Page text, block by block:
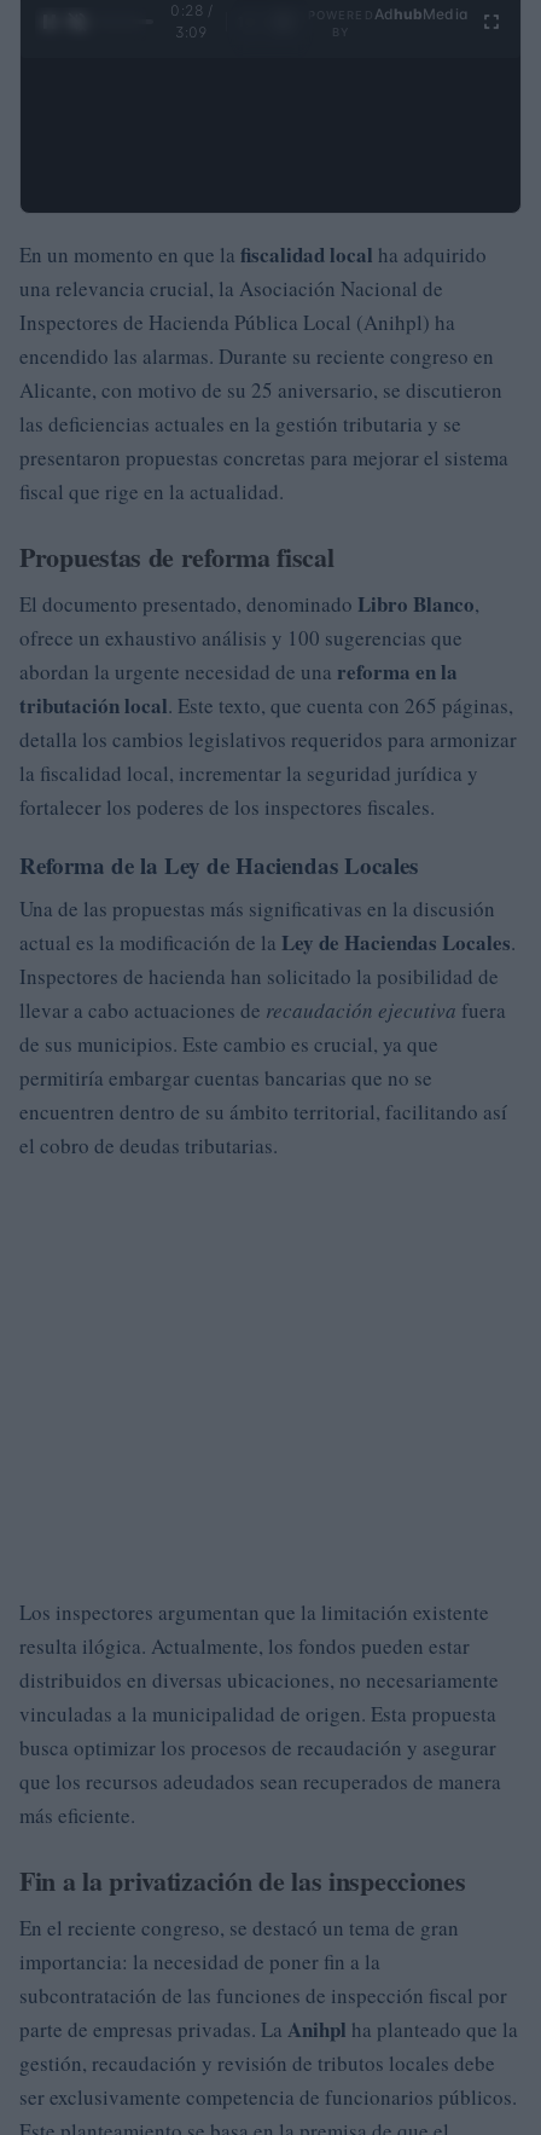
0:29 /
3:09
Ad hubMedia
En un momento en que la fiscalidad local ha adquirido
una relevancia crucial, la Asociación Nacional de
Inspectores de Hacienda Pública Local (Anihpl) ha
encendido las alarmas. Durante su reciente congreso en
Alicante, con motivo de su 25 aniversario, se discutieron
las deficiencias actuales en la gestión tributaria y se
presentaron propuestas concretas para mejorar el sistema
fiscal que rige en la actualidad.
Propuestas de reforma fiscal
El documento presentado, denominado Libro Blanco,
ofrece un exhaustivo análisis y 100 sugerencias que
abordan la urgente necesidad de una reforma en la
tributación local. Este texto, que cuenta con 265 páginas,
detalla los cambios legislativos requeridos para armonizar
la fiscalidad local, incrementar la seguridad jurídica y
fortalecer los poderes de los inspectores fiscales.
Reforma de la Ley de Haciendas Locales
Una de las propuestas más significativas en la discusión
actual es la modificación de la Ley de Haciendas Locales.
Inspectores de hacienda han solicitado la posibilidad de
llevar a cabo actuaciones de recaudación ejecutiva fuera
de sus municipios. Este cambio es crucial, ya que
permitiría embargar cuentas bancarias que no se
encuentren dentro de su ámbito territorial, facilitando así
el cobro de deudas tributarias.
Los inspectores argumentan que la limitación existente
resulta ilógica. Actualmente, los fondos pueden estar
distribuidos en diversas ubicaciones, no necesariamente
vinculadas a la municipalidad de origen. Esta propuesta
busca optimizar los procesos de recaudación y asegurar
que los recursos adeudados sean recuperados de manera
más eficiente.
Fin a la privatización de las inspecciones
En el reciente congreso, se destacó un tema de gran
importancia: la necesidad de poner fin a la
subcontratación de las funciones de inspección fiscal por
parte de empresas privadas. La Anihpl ha planteado que la
gestión, recaudación y revisión de tributos locales debe
ser exclusivamente competencia de funcionarios públicos.